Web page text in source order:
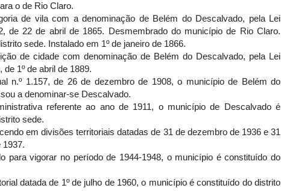
o de Rio Claro.
de vila com a denominação de Belém do Descalvado, pela Lei
de 22 de abril de 1865. Desmembrado do município de Rio Claro.
sede. Instalado em 1º de janeiro de 1866.
de cidade com denominação de Belém do Descalvado, pela Lei
de 1º de abril de 1889.
n.º 1.157, de 26 de dezembro de 1908, o município de Belém do
a denominar-se Descalvado.
referente ao ano de 1911, o município de Descalvado é
sede.
em divisões territoriais datadas de 31 de dezembro de 1936 e 31
1937.
para vigorar no período de 1944-1948, o município é constituído do
datada de 1º de julho de 1960, o município é constituído do distrito